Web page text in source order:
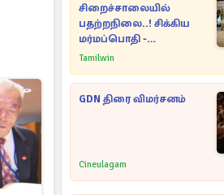
சிறைச்சாலையில்
பதற்றநிலை..! சிக்கிய
மர்மப்பொதி -
பின்னணியில் வெளியான
Tamilwin
GDN திரை விமர்சனம்
Cineulagam